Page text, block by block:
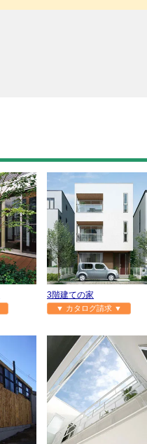
3階建ての家
▼ カタログ請求 ▼